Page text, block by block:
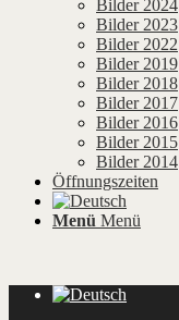
Bilder 2024
Bilder 2023
Bilder 2022
Bilder 2019
Bilder 2018
Bilder 2017
Bilder 2016
Bilder 2015
Bilder 2014
Öffnungszeiten
Menü Menü